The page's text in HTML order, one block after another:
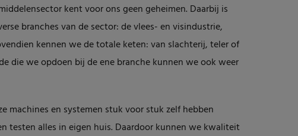
kent voor ons geen geheimen. Daarbij is
branches van de sector: de vlees- en visindustrie,
kennen we de totale keten: van slachterij, teler of
die we opdoen bij de ene branche kunnen we ook weer
machines en systemen stuk voor stuk zelf hebben
testen alles in eigen huis. Daardoor kunnen we kwaliteit